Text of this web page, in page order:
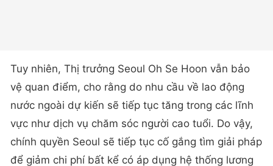
Tuy nhiên, Thị trưởng Seoul Oh Se Hoon vẫn bảo
vệ quan điểm, cho rằng do nhu cầu về lao động
nước ngoài dự kiến sẽ tiếp tục tăng trong các lĩnh
vực như dịch vụ chăm sóc người cao tuổi. Do vậy,
chính quyền Seoul sẽ tiếp tục cố gắng tìm giải pháp
để giảm chi phí bất kể có áp dụng hệ thống lương